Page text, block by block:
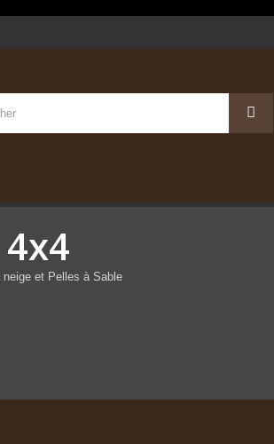
et Pelles à Sable